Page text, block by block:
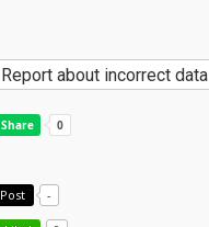
Report about incorrect data
Post -